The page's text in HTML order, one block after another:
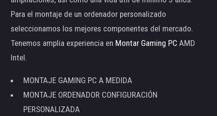
Para el montaje de un ordenador personalizado
seleccionamos los mejores componentes del mercado.
Tenemos amplia experiencia en Montar Gaming PC AMD
Intel.
MONTAJE GAMING PC A MEDIDA
MONTAJE ORDENADOR CONFIGURACIÓN
PERSONALIZADA